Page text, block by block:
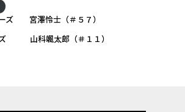
ズ 宮澤怜士（＃５７）
ズ 山科颯太郎（＃１１）